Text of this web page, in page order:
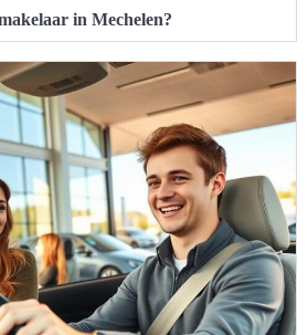
in Mechelen?